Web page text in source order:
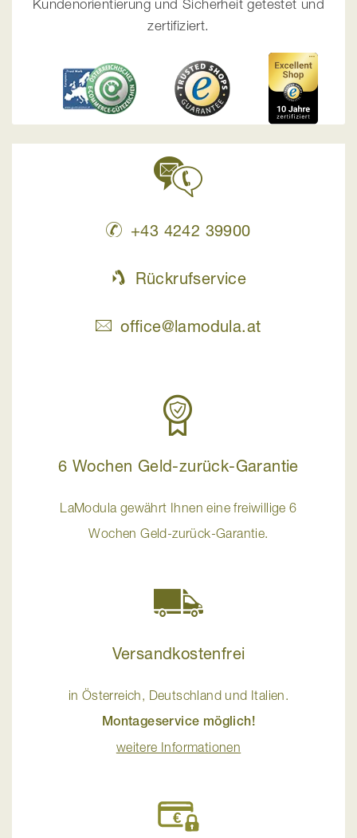
Kundenorientierung und Sicherheit getestet und
zertifiziert.
+43 4242 39900
Rückrufservice
office@lamodula.at
6 Wochen Geld-zurück-Garantie
LaModula gewährt Ihnen eine freiwillige 6
Wochen Geld-zurück-Garantie.
Versandkostenfrei
in Österreich, Deutschland und Italien.
Montageservice möglich!
weitere Informationen